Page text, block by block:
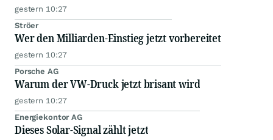
gestern 10:27
Ströer
Wer den Milliarden-Einstieg jetzt vorbereitet
gestern 10:27
Porsche AG
Warum der VW-Druck jetzt brisant wird
gestern 10:27
Energiekontor AG
Dieses Solar-Signal zählt jetzt